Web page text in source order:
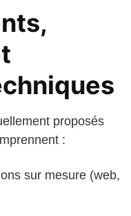
proposés
:
sur mesure (web,